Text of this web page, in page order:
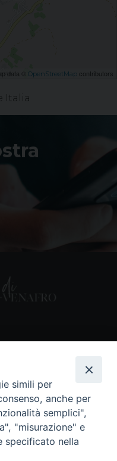
data © OpenStreetMap contributors
Italia
simili per
anche per
semplici",
"misurazione" e
specificato nella